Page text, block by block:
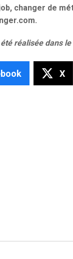
changer de
réalisée dans
X